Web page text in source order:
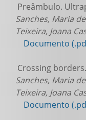
Preâmbulo.
Sanches, Maria
Teixeira, Joana
Documento
Crossing
Sanches, Maria
Teixeira, Joana
Documento